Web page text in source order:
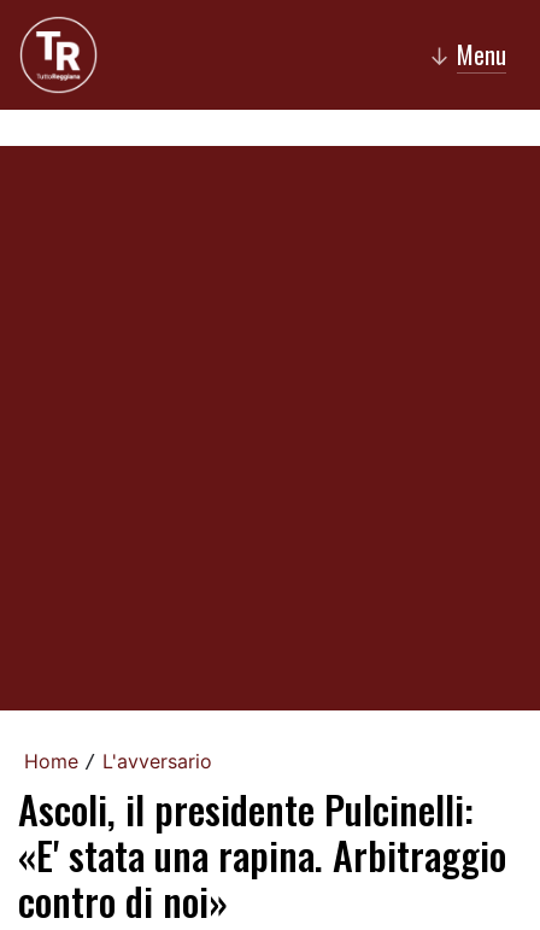
↓ Menu
Home / L'avversario
Ascoli, il presidente Pulcinelli:
«E' stata una rapina. Arbitraggio
contro di noi»